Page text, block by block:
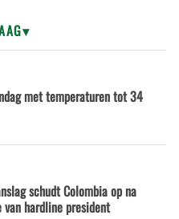
met temperaturen tot 34
schudt Colombia op na
van hardline president